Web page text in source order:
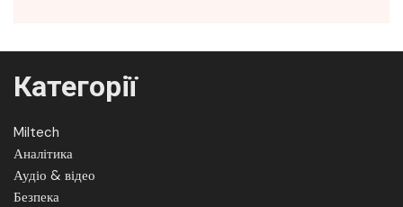
Категорії
Miltech
Аналітика
Аудіо & відео
Безпека